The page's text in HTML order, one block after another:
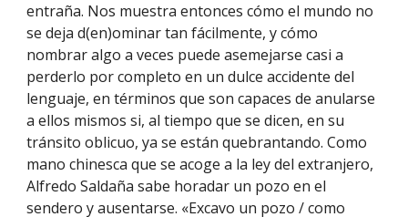
entraña. Nos muestra entonces cómo el mundo no
se deja d(en)ominar tan fácilmente, y cómo
nombrar algo a veces puede asemejarse casi a
perderlo por completo en un dulce accidente del
lenguaje, en términos que son capaces de anularse
a ellos mismos si, al tiempo que se dicen, en su
tránsito oblicuo, ya se están quebrantando. Como
mano chinesca que se acoge a la ley del extranjero,
Alfredo Saldaña sabe horadar un pozo en el
sendero y ausentarse. «Excavo un pozo / como